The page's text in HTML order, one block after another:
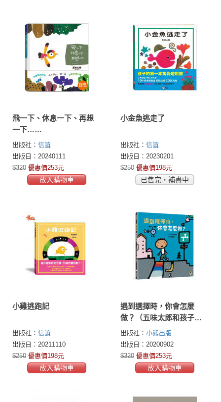
飛一下、休息一下、再想
一下……
出版社： 信誼
出版日：20240111
$320 優惠價253元
放入購物車
小金魚逃走了
出版社： 信誼
出版日：20230201
$250 優惠價198元
已售完，補書中
小雞逃跑記
出版社： 信誼
出版日：20211110
$250 優惠價198元
放入購物車
遇到選擇時，你會怎麼
做？（五味太郎和孩子對
話的繪本）
出版社： 小熊出版
出版日：20200902
$320 優惠價253元
放入購物車